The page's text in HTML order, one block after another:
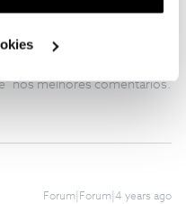
em "Configurar
nos melhores comentários.
Forum|Forum|4 years ago